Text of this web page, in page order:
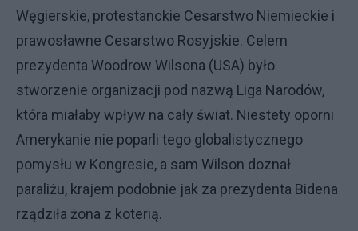
Węgierskie, protestanckie Cesarstwo Niemieckie i
prawosławne Cesarstwo Rosyjskie. Celem
prezydenta Woodrow Wilsona (USA) było
stworzenie organizacji pod nazwą Liga Narodów,
która miałaby wpływ na cały świat. Niestety oporni
Amerykanie nie poparli tego globalistycznego
pomysłu w Kongresie, a sam Wilson doznał
paraliżu, krajem podobnie jak za prezydenta Bidena
rządziła żona z koterią.